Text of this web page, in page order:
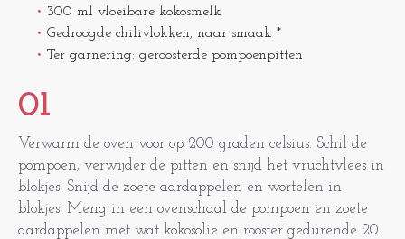
300 ml vloeibare kokosmelk
Gedroogde chilivlokken, naar smaak *
Ter garnering: geroosterde pompoenpitten
01
Verwarm de oven voor op 200 graden celsius. Schil de
pompoen, verwijder de pitten en snijd het vruchtvlees in
blokjes. Snijd de zoete aardappelen en wortelen in
blokjes. Meng in een ovenschaal de pompoen en zoete
aardappelen met wat kokosolie en rooster gedurende 20